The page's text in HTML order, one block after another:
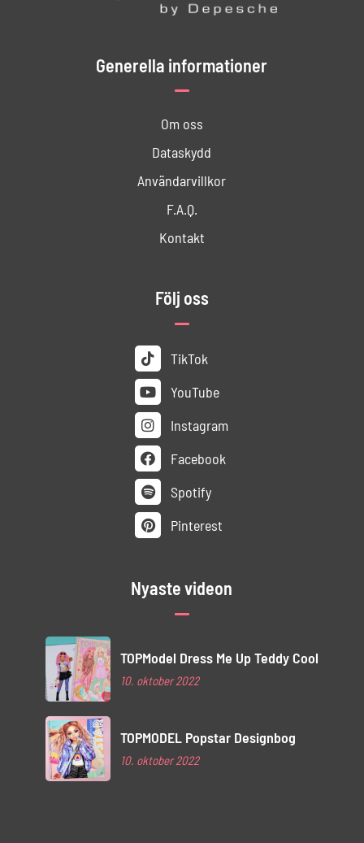
Generella informationer
Om oss
Dataskydd
Användar­villkor
F.A.Q.
Kontakt
Följ oss
TikTok
YouTube
Instagram
Facebook
Spotify
Pinterest
Nyaste videon
TOPModel Dress Me Up Teddy Cool
10. oktober 2022
TOPMODEL Popstar Designbog
10. oktober 2022